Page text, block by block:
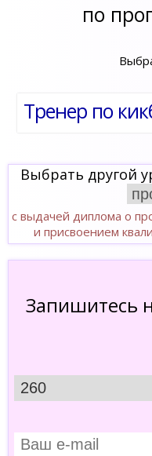
по
Тренер по
Выбрать другой
с выдачей диплома о
и присвоением
Запишитесь